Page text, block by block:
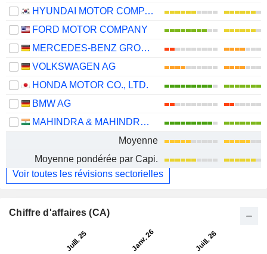
HYUNDAI MOTOR COMPANY
FORD MOTOR COMPANY
MERCEDES-BENZ GROUP AG
VOLKSWAGEN AG
HONDA MOTOR CO., LTD.
BMW AG
MAHINDRA & MAHINDRA LIMITED
Moyenne
Moyenne pondérée par Capi.
Voir toutes les révisions sectorielles
Chiffre d'affaires (CA)